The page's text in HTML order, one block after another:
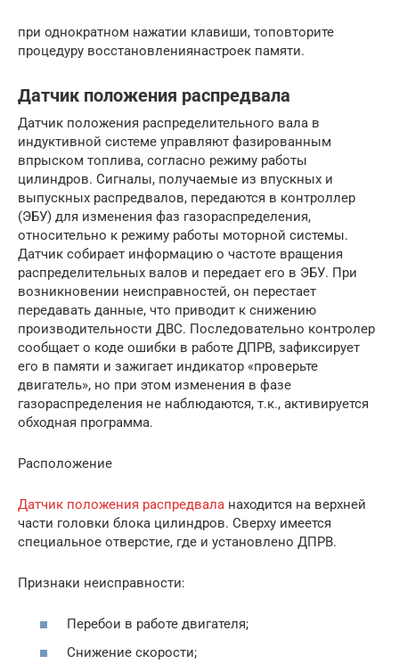
при однократном нажатии клавиши, топовторите
процедуру восстановлениянастроек памяти.
Датчик положения распредвала
Датчик положения распределительного вала в
индуктивной системе управляют фазированным
впрыском топлива, согласно режиму работы
цилиндров. Сигналы, получаемые из впускных и
выпускных распредвалов, передаются в контроллер
(ЭБУ) для изменения фаз газораспределения,
относительно к режиму работы моторной системы.
Датчик собирает информацию о частоте вращения
распределительных валов и передает его в ЭБУ. При
возникновении неисправностей, он перестает
передавать данные, что приводит к снижению
производительности ДВС. Последовательно контролер
сообщает о коде ошибки в работе ДПРВ, зафиксирует
его в памяти и зажигает индикатор «проверьте
двигатель», но при этом изменения в фазе
газораспределения не наблюдаются, т.к., активируется
обходная программа.
Расположение
Датчик положения распредвала находится на верхней
части головки блока цилиндров. Сверху имеется
специальное отверстие, где и установлено ДПРВ.
Признаки неисправности:
Перебои в работе двигателя;
Снижение скорости;